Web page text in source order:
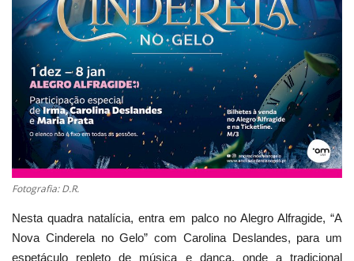
Ambiente
Fotografia: D.R.
Nesta quadra natalícia, entra em palco no Alegro Alfragide, “A
Nova Cinderela no Gelo” com Carolina Deslandes, para um
espetáculo repleto de música e dança, onde a tradicional